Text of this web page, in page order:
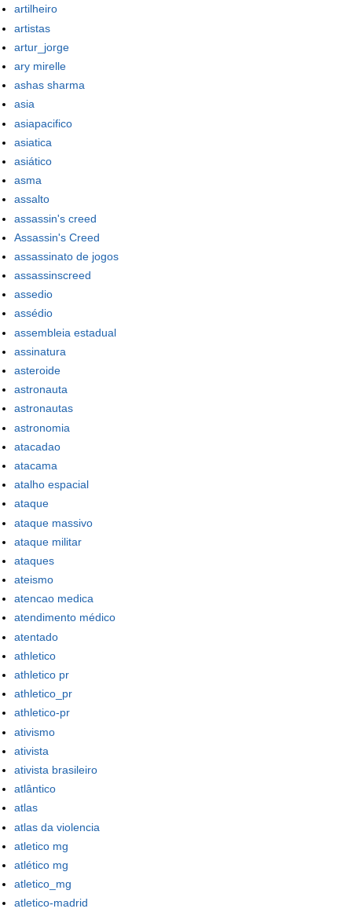
artilheiro
artistas
artur_jorge
ary mirelle
ashas sharma
asia
asiapacifico
asiatica
asiático
asma
assalto
assassin's creed
Assassin's Creed
assassinato de jogos
assassinscreed
assedio
assédio
assembleia estadual
assinatura
asteroide
astronauta
astronautas
astronomia
atacadao
atacama
atalho espacial
ataque
ataque massivo
ataque militar
ataques
ateismo
atencao medica
atendimento médico
atentado
athletico
athletico pr
athletico_pr
athletico-pr
ativismo
ativista
ativista brasileiro
atlântico
atlas
atlas da violencia
atletico mg
atlético mg
atletico_mg
atletico-madrid